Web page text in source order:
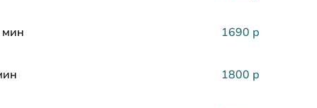
мин 1690 р
1800 р